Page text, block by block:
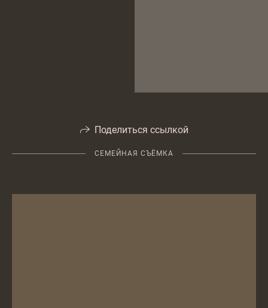
Поделиться ссылкой
СЕМЕЙНАЯ СЪЁМКА